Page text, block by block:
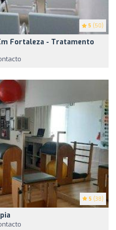
5 (50)
Fortaleza - Tratamento
5 (38)